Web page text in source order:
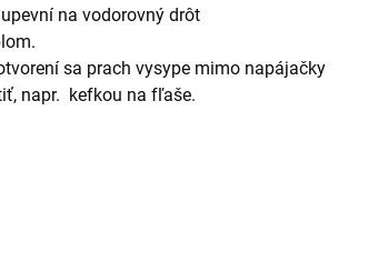
na vodorovný drôt
sa prach vysype mimo napájačky
napr. kefkou na fľaše.